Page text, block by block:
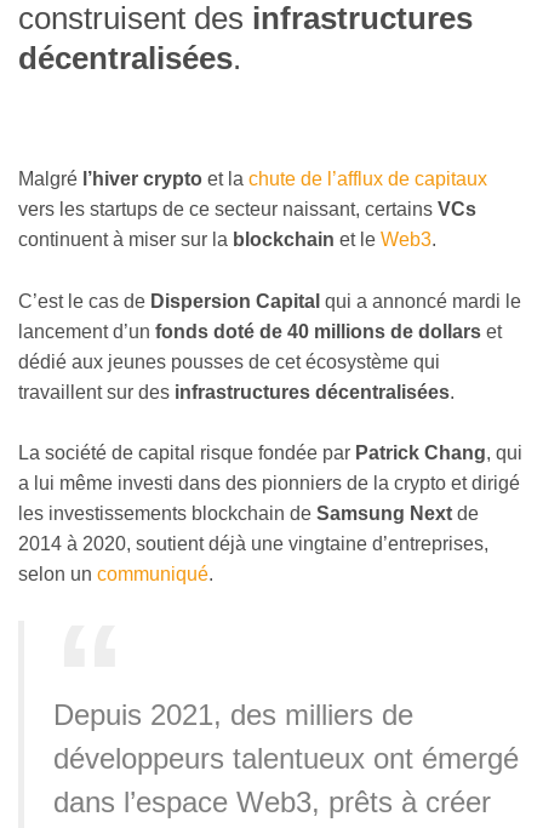
construisent des infrastructures
décentralisées.
Malgré l’hiver crypto et la chute de l’afflux de capitaux
vers les startups de ce secteur naissant, certains VCs
continuent à miser sur la blockchain et le Web3.
C’est le cas de Dispersion Capital qui a annoncé mardi le
lancement d’un fonds doté de 40 millions de dollars et
dédié aux jeunes pousses de cet écosystème qui
travaillent sur des infrastructures décentralisées.
La société de capital risque fondée par Patrick Chang, qui
a lui même investi dans des pionniers de la crypto et dirigé
les investissements blockchain de Samsung Next de
2014 à 2020, soutient déjà une vingtaine d’entreprises,
selon un communiqué.
Depuis 2021, des milliers de
développeurs talentueux ont émergé
dans l’espace Web3, prêts à créer